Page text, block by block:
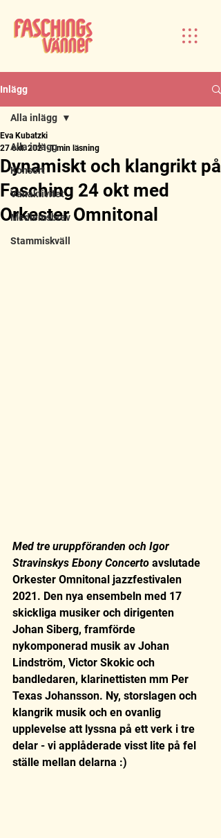
Inlägg
Alla inlägg
Konsert
Vänaktivitet
Medlemsbrev
Stammiskväll
Alla inlägg
Dynamiskt och klangrikt på
Fasching 24 okt med
Orkester Omnitonal
Eva Kubatzki
27 okt. 2021 1 min läsning
Med tre uruppföranden och Igor
Stravinskys Ebony Concerto avslutade
Orkester Omnitonal jazzfestivalen
2021. Den nya ensembeln med 17
skickliga musiker och dirigenten
Johan Siberg, framförde
nykomponerad musik av Johan
Lindström, Victor Skokic och
bandledaren, klarinettisten mm Per
Texas Johansson. Ny, storslagen och
klangrik musik och en ovanlig
upplevelse att lyssna på ett verk i tre
delar - vi applåderade visst lite på fel
ställe mellan delarna :)